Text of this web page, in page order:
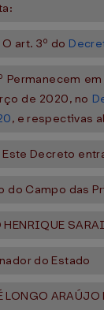
art. 3º do
Permanecem
de 2020, no
, e respectivas
Este Decreto
do Campo das
HENRIQUE
do Estado
LONGO ARAÚJO